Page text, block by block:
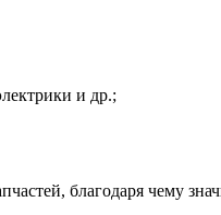
и др.;
благодаря чему